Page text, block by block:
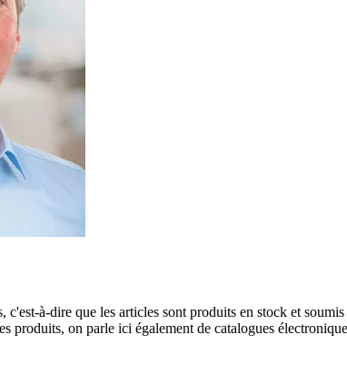
c'est-à-dire que les articles sont produits en stock et
produits, on parle ici également de catalogues